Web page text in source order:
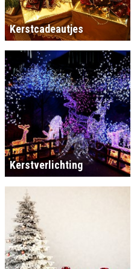
Kerstcadeautjes
Kerstverlichting